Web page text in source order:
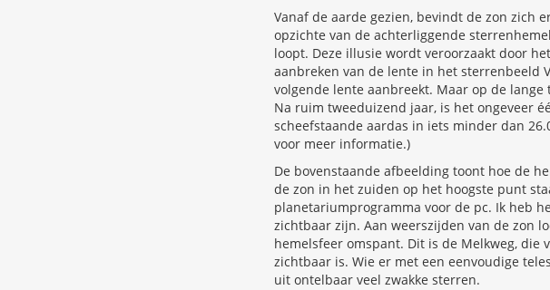
Vanaf de aarde gezien, bevindt de zon zich
opzichte van de achterliggende
loopt. Deze illusie wordt veroorzaakt door
aanbreken van de lente in het sterrenbeeld
volgende lente aanbreekt. Maar op de
Na ruim tweeduizend jaar, is het ongeveer
scheefstaande aardas in iets minder dan
voor meer informatie.)
De bovenstaande afbeelding toont hoe de
de zon in het zuiden op het hoogste punt
planetariumprogramma voor de pc. Ik heb
zichtbaar zijn. Aan weerszijden van de zon
hemelsfeer omspant. Dit is de Melkweg,
zichtbaar is. Wie er met een eenvoudige
uit ontelbaar veel zwakke sterren.